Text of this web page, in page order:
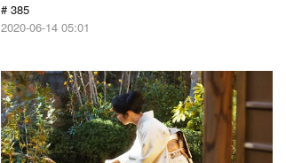
# 385
2020-06-14 05:01